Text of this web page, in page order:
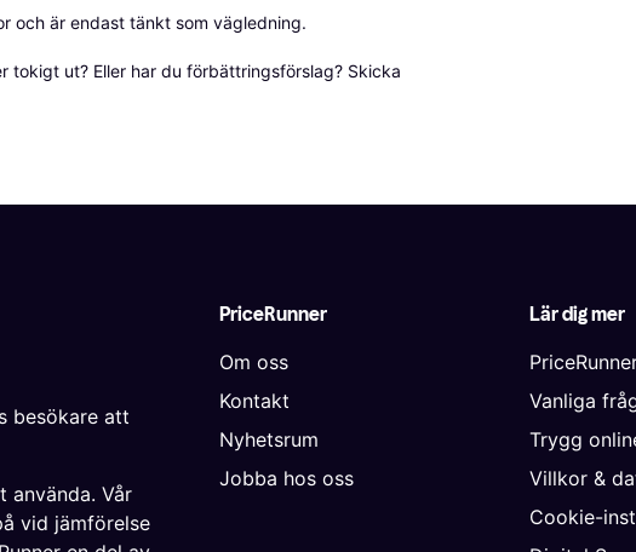
och är endast tänkt som vägledning.
tokigt ut? Eller har du förbättringsförslag? Skicka
PriceRunner
Om oss
Kontakt
Nyhetsrum
Jobba hos oss
Lär dig mer
Vanliga
Trygg
Villkor &
Cookie-
besökare att
använda. Vår
vid jämförelse